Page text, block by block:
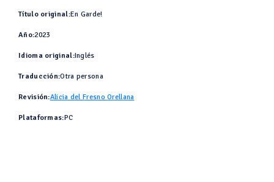
Título original:En Garde!
Año:2023
Idioma original:Inglés
Traducción:Otra persona
Revisión:Alicia del Fresno Orellana
Plataformas:PC